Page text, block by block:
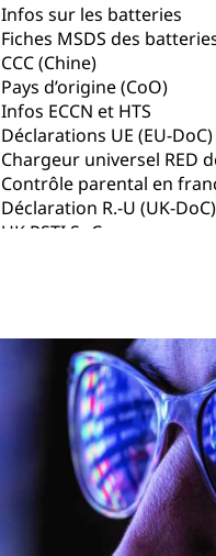
Infos sur les batteries
Fiches MSDS des
CCC (Chine)
Pays d’origine (CoO)
Infos ECCN et HTS
Déclarations UE (EU-DoC)
Chargeur universel RED
Contrôle parental en
Déclaration R.-U (UK-DoC)
UK PSTI SoC